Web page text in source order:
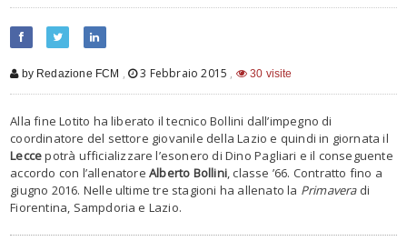
by Redazione FCM , 3 Febbraio 2015 , 30 visite
Alla fine Lotito ha liberato il tecnico Bollini dall’impegno di
coordinatore del settore giovanile della Lazio e quindi in giornata il
Leccepotrà ufficializzare l’esonero di Dino Pagliari e il conseguente
accordo con l’allenatore Alberto Bollini, classe ’66. Contratto fino a
giugno 2016. Nelle ultime tre stagioni ha allenato la Primavera di
Fiorentina, Sampdoria e Lazio.